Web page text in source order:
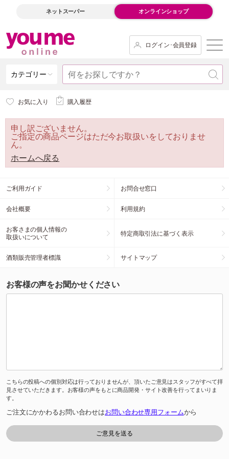
ネットスーパー オンラインショップ
ログイン･会員登録
カテゴリー
お気に入り 購入履歴
申し訳ございません。
ご指定の商品ページはただ今お取扱いをしておりませ
ん。
ホームへ戻る
ご利用ガイド お問合せ窓口
会社概要 利用規約
お客さまの個人情報の
取扱いについて
特定商取引法に基づく表示
酒類販売管理者標識 サイトマップ
お客様の声をお聞かせください
こちらの投稿への個別対応は行っておりませんが、頂いたご意見はスタッフがすべて拝
見させていただきます。お客様の声をもとに商品開発・サイト改善を行ってまいりま
す。
ご注文にかかわるお問い合わせはお問い合わせ専用フォームから